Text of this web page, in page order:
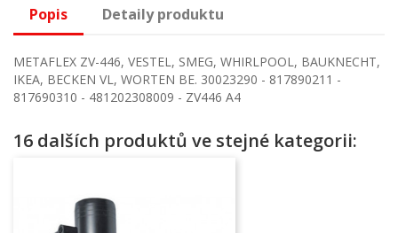
Popis Detaily produktu
METAFLEX ZV-446, VESTEL, SMEG, WHIRLPOOL, BAUKNECHT,
IKEA, BECKEN VL, WORTEN BE. 30023290 - 817890211 -
817690310 - 481202308009 - ZV446 A4
16 dalších produktů ve stejné kategorii: